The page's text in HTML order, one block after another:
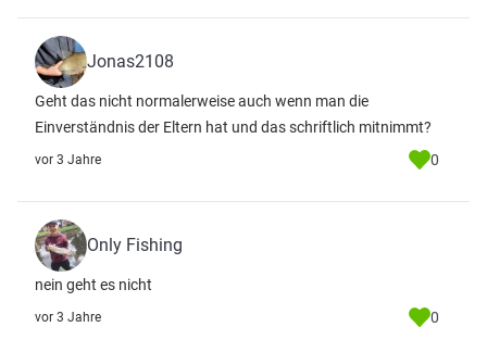
Jonas2108
Geht das nicht normalerweise auch wenn man die
Einverständnis der Eltern hat und das schriftlich mitnimmt?
vor 3 Jahre 0
Only Fishing
nein geht es nicht
vor 3 Jahre 0